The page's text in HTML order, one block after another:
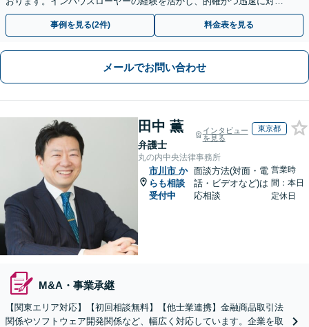
します【オンライン面談対応】【夜間・休日の相談可】
事例を見る(2件) 料金表を見る
メールでお問い合わせ
田中 薫
弁護士
インタビュー
を見る
東京都
丸の内中央法律事務所
市川市 か
らも相談
受付中
面談方法(対面・電
話・ビデオなど)は
応相談
営業時
間：本日
定休日
M&A・事業承継
【関東エリア対応】【初回相談無料】【他士業連携】金融商品取引法
関係やソフトウェア開発関係など、幅広く対応しています。企業を取